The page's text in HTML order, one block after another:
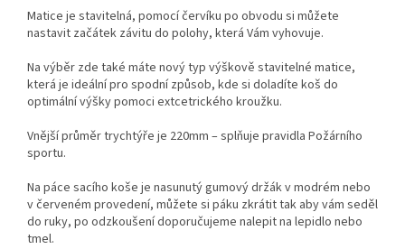
Matice je stavitelná, pomocí červíku po obvodu si můžete
nastavit začátek závitu do polohy, která Vám vyhovuje.
Na výběr zde také máte nový typ výškově stavitelné matice,
která je ideální pro spodní způsob, kde si doladíte koš do
optimální výšky pomoci extcetrického kroužku.
Vnější průměr trychtýře je 220mm – splňuje pravidla Požárního
sportu.
Na páce sacího koše je nasunutý gumový držák v modrém nebo
v červeném provedení, můžete si páku zkrátit tak aby vám seděl
do ruky, po odzkoušení doporučujeme nalepit na lepidlo nebo
tmel.